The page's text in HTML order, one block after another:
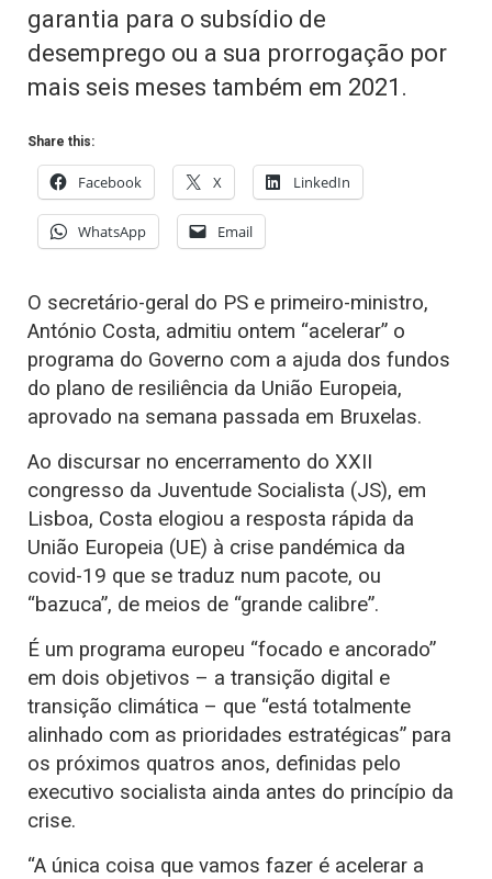
garantia para o subsídio de
desemprego ou a sua prorrogação por
mais seis meses também em 2021.
Share this:
Facebook X LinkedIn
WhatsApp Email
O secretário-geral do PS e primeiro-ministro,
António Costa, admitiu ontem “acelerar” o
programa do Governo com a ajuda dos fundos
do plano de resiliência da União Europeia,
aprovado na semana passada em Bruxelas.
Ao discursar no encerramento do XXII
congresso da Juventude Socialista (JS), em
Lisboa, Costa elogiou a resposta rápida da
União Europeia (UE) à crise pandémica da
covid-19 que se traduz num pacote, ou
“bazuca”, de meios de “grande calibre”.
É um programa europeu “focado e ancorado”
em dois objetivos – a transição digital e
transição climática – que “está totalmente
alinhado com as prioridades estratégicas” para
os próximos quatros anos, definidas pelo
executivo socialista ainda antes do princípio da
crise.
“A única coisa que vamos fazer é acelerar a